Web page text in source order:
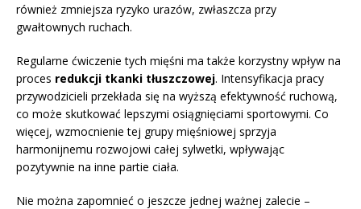
również zmniejsza ryzyko urazów, zwłaszcza przy
gwałtownych ruchach.
Regularne ćwiczenie tych mięśni ma także korzystny wpływ na
proces redukcji tkanki tłuszczowej. Intensyfikacja pracy
przywodzicieli przekłada się na wyższą efektywność ruchową,
co może skutkować lepszymi osiągnięciami sportowymi. Co
więcej, wzmocnienie tej grupy mięśniowej sprzyja
harmonijnemu rozwojowi całej sylwetki, wpływając
pozytywnie na inne partie ciała.
Nie można zapomnieć o jeszcze jednej ważnej zalecie –